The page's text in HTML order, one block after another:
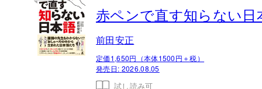
赤ペンで直す知らない日
前田安正
定価1,650円（本体1500円＋税）
発売日: 2026.08.05
試し読み可